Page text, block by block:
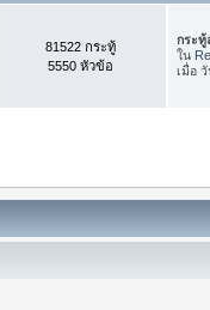
81522 กระทู้
5550 หัวข้อ
กระทู้
ใน
เมื่อ